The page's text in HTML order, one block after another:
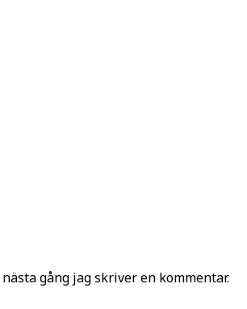
gång jag skriver en kommentar.